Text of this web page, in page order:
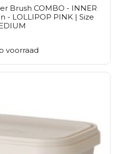
Brush COMBO - INNER
- LOLLIPOP PINK | Size
voorraad